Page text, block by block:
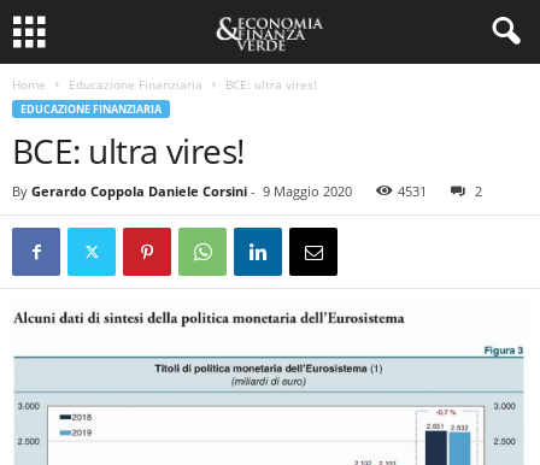
Home Educazione Finanziaria BCE: ultra vires!
EDUCAZIONE FINANZIARIA
BCE: ultra vires!
By Gerardo Coppola Daniele Corsini - 9 Maggio 2020 4531 2